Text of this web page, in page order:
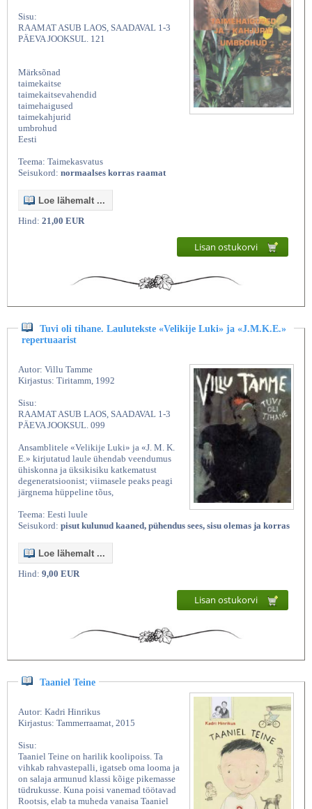
Sisu:
RAAMAT ASUB LAOS, SAADAVAL 1-3
PÄEVA JOOKSUL. 121
Märksõnad
taimekaitse
taimekaitsevahendid
taimehaigused
taimekahjurid
umbrohud
Eesti
Teema: Taimekasvatus
Seisukord: normaalses korras raamat
Loe lähemalt ...
Hind: 21,00 EUR
Lisan ostukorvi
Tuvi oli tihane. Laulutekste «Velikije Luki» ja «J.M.K.E.»
repertuaarist
Autor: Villu Tamme
Kirjastus: Tiritamm, 1992
Sisu:
RAAMAT ASUB LAOS, SAADAVAL 1-3
PÄEVA JOOKSUL. 099
Ansamblitele «Velikije Luki» ja «J. M. K.
E.» kirjutatud laule ühendab veendumus
ühiskonna ja üksikisiku katkematust
degeneratsioonist; viimasele peaks peagi
järgnema hüppeline tõus,
Teema: Eesti luule
Seisukord: pisut kulunud kaaned, pühendus sees, sisu olemas ja korras
Loe lähemalt ...
Hind: 9,00 EUR
Lisan ostukorvi
Taaniel Teine
Autor: Kadri Hinrikus
Kirjastus: Tammerraamat, 2015
Sisu:
Taaniel Teine on harilik koolipoiss. Ta
vihkab rahvastepalli, igatseb oma looma ja
on salaja armunud klassi kõige pikemasse
tüdrukusse. Kuna poisi vanemad töötavad
Rootsis, elab ta muheda vanaisa Taaniel